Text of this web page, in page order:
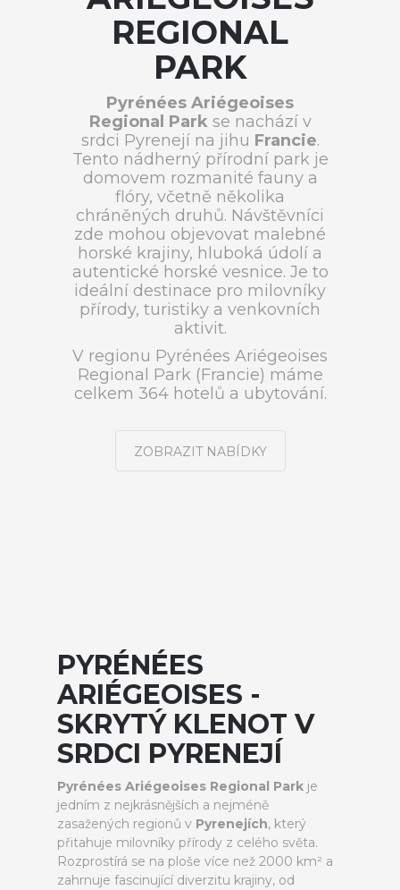
REGIONAL
PARK
Pyrénées Ariégeoises
Regional Parkse nachází v
srdci Pyrenejí na jihu Francie.
Tento nádherný přírodní park je
domovem rozmanité fauny a
flóry, včetně několika
chráněných druhů. Návštěvníci
zde mohou objevovat malebné
horské krajiny, hluboká údolí a
autentické horské vesnice. Je to
ideální destinace pro milovníky
přírody, turistiky a venkovních
aktivit.
V regionu Pyrénées Ariégeoises
Regional Park (Francie) máme
celkem 364 hotelů a ubytování.
ZOBRAZIT NABÍDKY
PYRÉNÉES
ARIÉGEOISES -
SKRYTÝ KLENOT V
SRDCI PYRENEJÍ
Pyrénées Ariégeoises Regional Park je
jedním z nejkrásnějších a nejméně
zasažených regionů v Pyrenejích, který
přitahuje milovníky přírody z celého světa.
Rozprostírá se na ploše více než 2000 km² a
zahrnuje fascinující diverzitu krajiny, od